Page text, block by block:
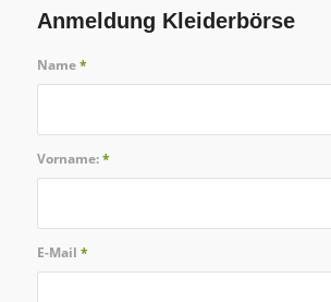
Anmeldung Kleiderbörse
Name*
Vorname:*
E-Mail *